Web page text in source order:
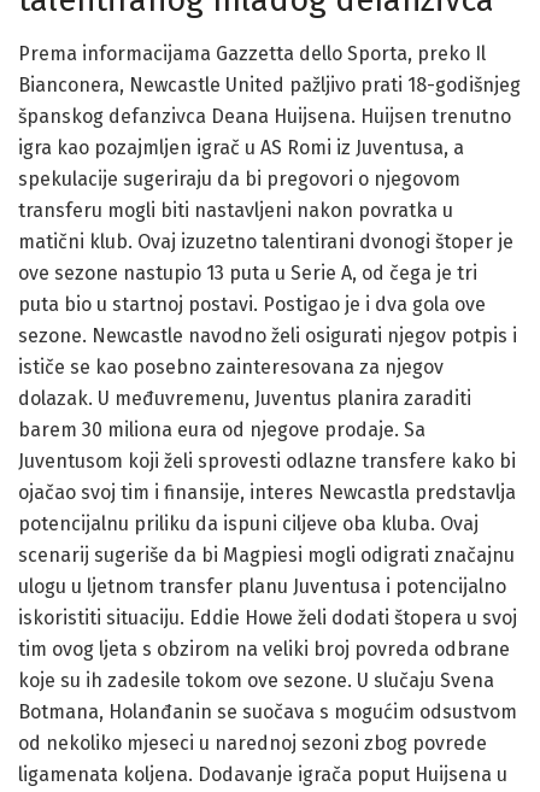
Prema informacijama Gazzetta dello Sporta, preko Il
Bianconera, Newcastle United pažljivo prati 18-godišnjeg
španskog defanzivca Deana Huijsena. Huijsen trenutno
igra kao pozajmljen igrač u AS Romi iz Juventusa, a
spekulacije sugeriraju da bi pregovori o njegovom
transferu mogli biti nastavljeni nakon povratka u
matični klub. Ovaj izuzetno talentirani dvonogi štoper je
ove sezone nastupio 13 puta u Serie A, od čega je tri
puta bio u startnoj postavi. Postigao je i dva gola ove
sezone. Newcastle navodno želi osigurati njegov potpis i
ističe se kao posebno zainteresovana za njegov
dolazak. U međuvremenu, Juventus planira zaraditi
barem 30 miliona eura od njegove prodaje. Sa
Juventusom koji želi sprovesti odlazne transfere kako bi
ojačao svoj tim i finansije, interes Newcastla predstavlja
potencijalnu priliku da ispuni ciljeve oba kluba. Ovaj
scenarij sugeriše da bi Magpiesi mogli odigrati značajnu
ulogu u ljetnom transfer planu Juventusa i potencijalno
iskoristiti situaciju. Eddie Howe želi dodati štopera u svoj
tim ovog ljeta s obzirom na veliki broj povreda odbrane
koje su ih zadesile tokom ove sezone. U slučaju Svena
Botmana, Holanđanin se suočava s mogućim odsustvom
od nekoliko mjeseci u narednoj sezoni zbog povrede
ligamenata koljena. Dodavanje igrača poput Huijsena u